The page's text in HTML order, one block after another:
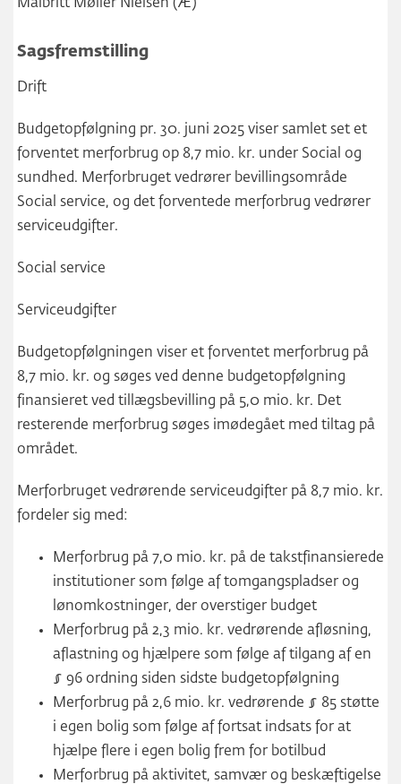
Maibritt Møller Nielsen (Æ)
Sagsfremstilling
Drift
Budgetopfølgning pr. 30. juni 2025 viser samlet set et
forventet merforbrug op 8,7 mio. kr. under Social og
sundhed. Merforbruget vedrører bevillingsområde
Social service, og det forventede merforbrug vedrører
serviceudgifter.
Social service
Serviceudgifter
Budgetopfølgningen viser et forventet merforbrug på
8,7 mio. kr. og søges ved denne budgetopfølgning
finansieret ved tillægsbevilling på 5,0 mio. kr. Det
resterende merforbrug søges imødegået med tiltag på
området.
Merforbruget vedrørende serviceudgifter på 8,7 mio. kr.
fordeler sig med:
Merforbrug på 7,0 mio. kr. på de takstfinansierede
institutioner som følge af tomgangspladser og
lønomkostninger, der overstiger budget
Merforbrug på 2,3 mio. kr. vedrørende afløsning,
aflastning og hjælpere som følge af tilgang af en
§ 96 ordning siden sidste budgetopfølgning
Merforbrug på 2,6 mio. kr. vedrørende § 85 støtte
i egen bolig som følge af fortsat indsats for at
hjælpe flere i egen bolig frem for botilbud
Merforbrug på aktivitet, samvær og beskæftigelse